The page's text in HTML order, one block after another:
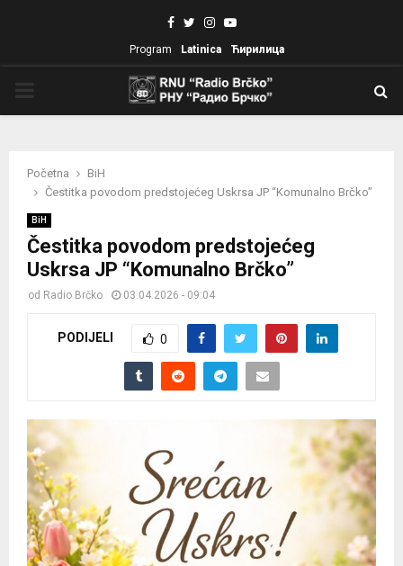
Facebook
TwitterInstagram
Youtube
Program Latinica Ћирилица
Početna
BiH
Čestitka povodom predstojećeg Uskrsa JP “Komunalno Brčko”
BiH
Čestitka povodom predstojećeg
Uskrsa JP “Komunalno Brčko”
od Radio Brčko 03.04.2026 - 09:04
PODIJELI 0